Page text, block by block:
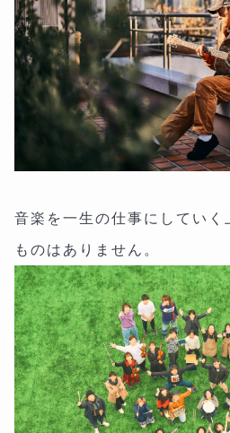
音楽を一生の仕事にしていく
ものはありません。